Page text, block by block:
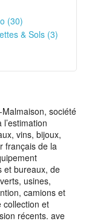
(30)
& Sols (3)
société
vins, bijoux,
français de la
et bureaux, de
usines,
camions et
collection et
récents. ave